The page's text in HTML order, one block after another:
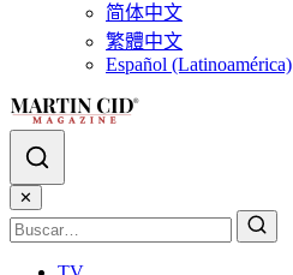
简体中文
繁體中文
Español (Latinoamérica)
✕